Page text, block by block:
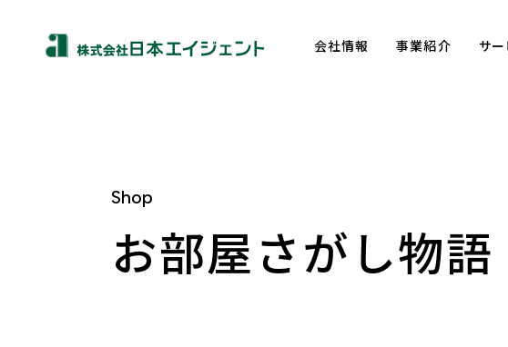
会社情報 事業紹介 サー
About us
Shop
お部屋さがし物